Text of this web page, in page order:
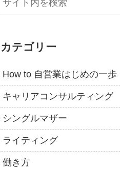
カテゴリー
How to 自営業はじめの一歩
キャリアコンサルティング
シングルマザー
ライティング
働き方